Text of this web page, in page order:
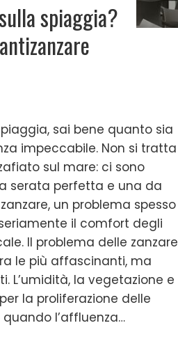
spiaggia?
sai bene quanto sia
impeccabile. Non si tratta
sul mare: ci sono
serata perfetta e una da
un problema spesso
il comfort degli
Il problema delle zanzare
le più affascinanti, ma
L’umidità, la vegetazione e
la proliferazione delle
l’affluenza…